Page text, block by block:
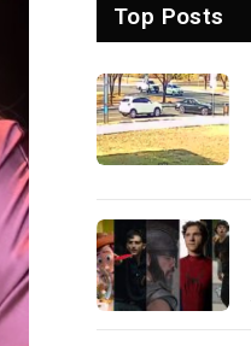
Top Posts